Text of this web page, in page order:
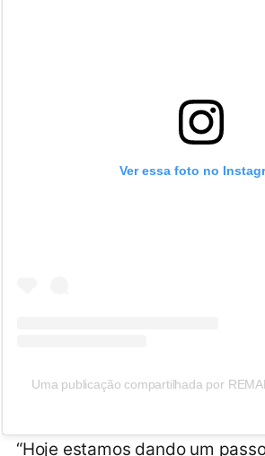
Ver essa foto no
“Hoje estamos dando um